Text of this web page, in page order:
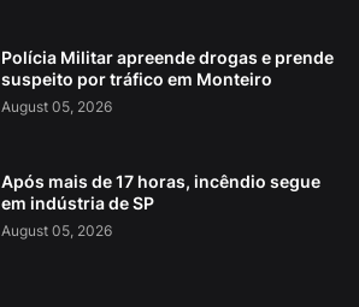
Polícia Militar apreende drogas e prende
suspeito por tráfico em Monteiro
August 05, 2026
Após mais de 17 horas, incêndio segue
em indústria de SP
August 05, 2026